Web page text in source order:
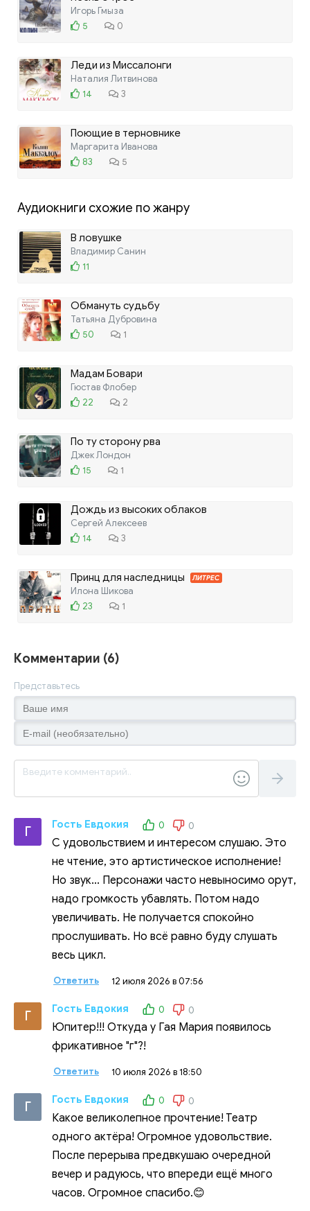
Игорь Гмыза
5
0
Леди из Миссалонги
Наталия Литвинова
14
3
Поющие в терновнике
Маргарита Иванова
83
5
Аудиокниги схожие по жанру
В ловушке
Владимир Санин
11
Обмануть судьбу
Татьяна Дубровина
50
1
Мадам Бовари
Гюстав Флобер
22
2
По ту сторону рва
Джек Лондон
15
1
Дождь из высоких облаков
Сергей Алексеев
14
3
Принц для наследницы ЛИТРЕС
Илона Шикова
23
1
Комментарии (6)
Представьтесь
Г Гость Евдокия 0 0
С удовольствием и интересом слушаю. Это
не чтение, это артистическое исполнение!
Но звук... Персонажи часто невыносимо орут,
надо громкость убавлять. Потом надо
увеличивать. Не получается спокойно
прослушивать. Но всё равно буду слушать
весь цикл.
Ответить 12 июля 2026 в 07:56
Г Гость Евдокия 0 0
Юпитер!!! Откуда у Гая Мария появилось
фрикативное "г"?!
Ответить 10 июля 2026 в 18:50
Г Гость Евдокия 0 0
Какое великолепное прочтение! Театр
одного актёра! Огромное удовольствие.
После перерыва предвкушаю очередной
вечер и радуюсь, что впереди ещё много
часов. Огромное спасибо.😊